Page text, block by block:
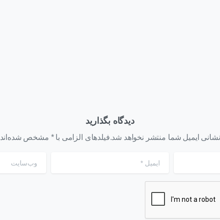
دیدگاه بگذارید
نشانی ایمیل شما منتشر نخواهد شد.فیلدهای الزامی با * مشخص شده‌اند
ایمیل وب‌سایت